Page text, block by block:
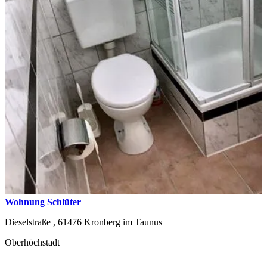
Wohnung Schlüter
Dieselstraße , 61476 Kronberg im Taunus
Oberhöchstadt